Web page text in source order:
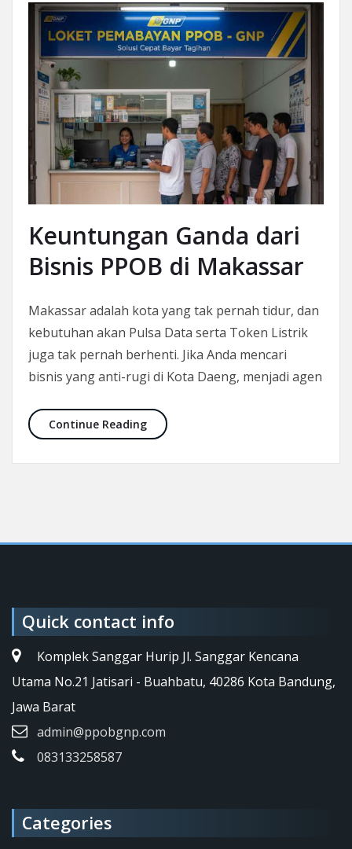
Keuntungan Ganda dari
Bisnis PPOB di Makassar
Makassar adalah kota yang tak pernah tidur, dan
kebutuhan akan Pulsa Data serta Token Listrik
juga tak pernah berhenti. Jika Anda mencari
bisnis yang anti-rugi di Kota Daeng, menjadi agen
Continue ReadingKeuntungan Ganda dari Bisnis PPOB
Quick contact info
Komplek Sanggar Hurip Jl. Sanggar Kencana
Utama No.21 Jatisari - Buahbatu, 40286 Kota Bandung,
Jawa Barat
admin@ppobgnp.com
083133258587
Categories